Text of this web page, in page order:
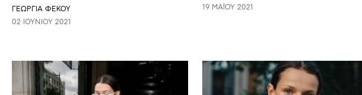
ΓΕΩΡΓΙΑ ΦΕΚΟΥ
02 ΙΟΥΝΊΟΥ 2021
19 ΜΑΪ́ΟΥ 2021